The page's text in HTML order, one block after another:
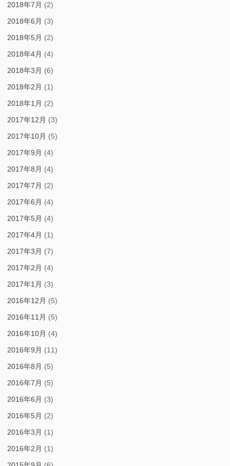
2018年7月 (2)
2018年6月 (3)
2018年5月 (2)
2018年4月 (4)
2018年3月 (6)
2018年2月 (1)
2018年1月 (2)
2017年12月 (3)
2017年10月 (5)
2017年9月 (4)
2017年8月 (4)
2017年7月 (2)
2017年6月 (4)
2017年5月 (4)
2017年4月 (1)
2017年3月 (7)
2017年2月 (4)
2017年1月 (3)
2016年12月 (5)
2016年11月 (5)
2016年10月 (4)
2016年9月 (11)
2016年8月 (5)
2016年7月 (5)
2016年6月 (3)
2016年5月 (2)
2016年3月 (1)
2016年2月 (1)